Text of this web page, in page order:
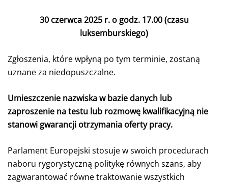
30 czerwca 2025 r. o godz. 17.00 (czasu
luksemburskiego)
Zgłoszenia, które wpłyną po tym terminie, zostaną
uznane za niedopuszczalne.
Umieszczenie nazwiska w bazie danych lub
zaproszenie na testu lub rozmowę kwalifikacyjną nie
stanowi gwarancji otrzymania oferty pracy.
Parlament Europejski stosuje w swoich procedurach
naboru rygorystyczną politykę równych szans, aby
zagwarantować równe traktowanie wszystkich